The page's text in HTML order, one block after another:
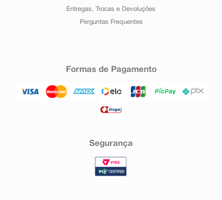
Entregas, Trocas e Devoluções
Perguntas Frequentes
Formas de Pagamento
Segurança